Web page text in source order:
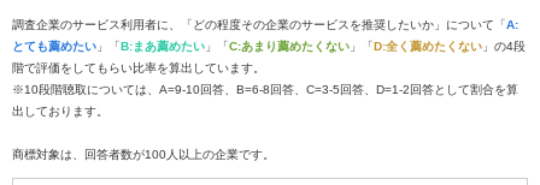
調査企業のサービス利用者に、「どの程度その企業のサービスを推奨したいか」について「A:
とても薦めたい 」「B:まあ薦めたい 」「C:あまり薦めたくない 」「D:全く薦めたくない 」の4段
階で評価をしてもらい比率を算出しています。
※10段階聴取については、A=9-10回答、B=6-8回答、C=3-5回答、D=1-2回答として割合を算
出しております。
商標対象は、回答者数が100人以上の企業です。